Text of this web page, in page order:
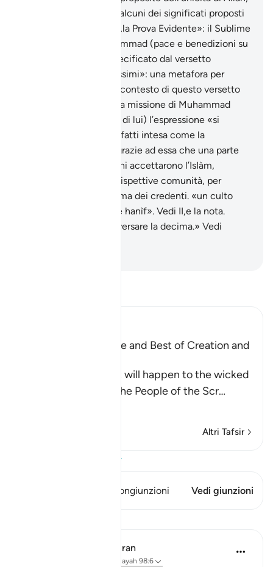
Mentioning the Worse and Best of Creation and
Allah informs of what will happen to the wicked
disbelievers among the People of the Scr…
Altri Tafsir
Questo versetto ha 1 Congiunzioni Vedi giunzioni
In the Shade of the Quran
ayah 98:6
le loro diatribe. Questi alcuni dei significati proposti
per questo versetto. «…la Prova Evidente»: il Sublime
Corano sceso su Muhammad (pace e benedizioni su
di lui) come meglio specificato dal versetto
successivo. «fogli purissimi»: una metafora per
indicare il Corano. Nel contesto di questo versetto
«la Prova Evidente» è la missione di Muhammad
(pace e benedizioni su di lui) l’espressione «si
divisero» può essere infatti intesa come la
constatazione che fu grazie ad essa che una parte
dei giudei e dei nazareni accettarono l’IsIàm,
separandosi dalle loro rispettive comunità, per
aderire alla grande Umma dei credenti. «un culto
esclusivo»: lett. «come hanìf». Vedi II,e la nota.
«eseguire l’orazione… versare la decima.» Vedi